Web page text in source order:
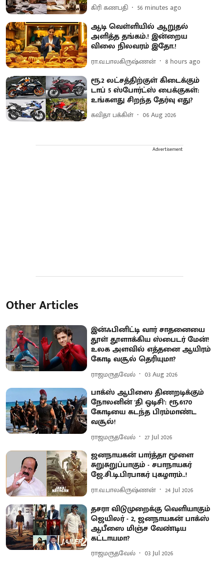
கிரி கணபதி 56 minutes ago
ஆடி வெள்ளியில் ஆறுதல்
அளித்த தங்கம்.! இன்றைய
விலை நிலவரம் இதோ.!
ரா.வ.பாலகிருஷ்ணன் 8 hours ago
ரூ.2 லட்சத்திற்குள் கிடைக்கும்
டாப் 5 ஸ்போர்ட்ஸ் பைக்குகள்:
உங்களது சிறந்த தேர்வு எது?
கவிதா பக்கிள் 06 Aug 2026
Advertisement
Other Articles
இன்ஃபினிட்டி வார் சாதனையை
தூள் தூளாக்கிய ஸ்பைடர் மேன்!
உலக அளவில் எத்தனை ஆயிரம்
கோடி வசூல் தெரியுமா?
ராஜமருதவேல் 03 Aug 2026
பாக்ஸ் ஆபிஸை திணறடிக்கும்
நோலனின் 'தி ஒடிசி': ரூ.6170
கோடியை கடந்த பிரம்மாண்ட
வசூல்!
ராஜமருதவேல் 27 Jul 2026
ஜனநாயகன் பார்த்தா மூளை
சுறுசுறுப்பாகும் - சபாநாயகர்
ஜே.சி.டி.பிரபாகர் புகழாரம்..!
ரா.வ.பாலகிருஷ்ணன் 24 Jul 2026
தசரா விடுமுறைக்கு வெளியாகும்
ஜெயிலர் - 2, ஜனநாயகன் பாக்ஸ்
ஆபீஸை மிஞ்ச வேண்டிய
கட்டாயமா?
ராஜமருதவேல் 03 Jul 2026